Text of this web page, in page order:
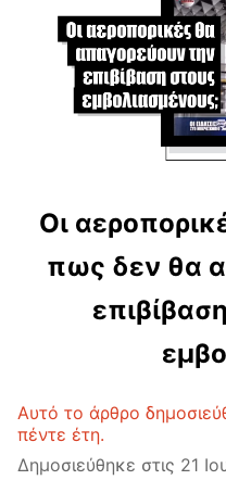
Οι
πως δεν θα
Αυτό το άρθρο
πέντε έτη.
Δημοσιεύθηκε στις 21